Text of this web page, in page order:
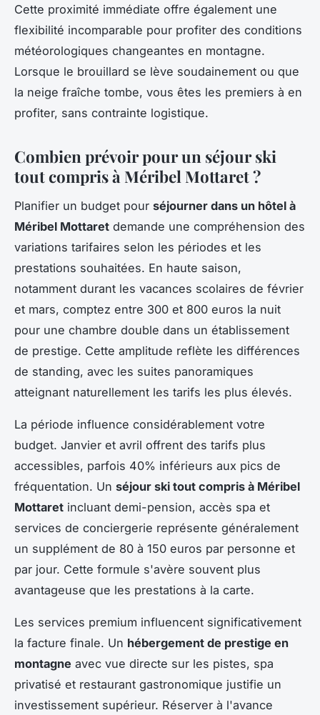
Cette proximité immédiate offre également une
flexibilité incomparable pour profiter des conditions
météorologiques changeantes en montagne.
Lorsque le brouillard se lève soudainement ou que
la neige fraîche tombe, vous êtes les premiers à en
profiter, sans contrainte logistique.
Combien prévoir pour un séjour ski
tout compris à Méribel Mottaret ?
Planifier un budget pour séjourner dans un hôtel à
Méribel Mottaret demande une compréhension des
variations tarifaires selon les périodes et les
prestations souhaitées. En haute saison,
notamment durant les vacances scolaires de février
et mars, comptez entre 300 et 800 euros la nuit
pour une chambre double dans un établissement
de prestige. Cette amplitude reflète les différences
de standing, avec les suites panoramiques
atteignant naturellement les tarifs les plus élevés.
La période influence considérablement votre
budget. Janvier et avril offrent des tarifs plus
accessibles, parfois 40% inférieurs aux pics de
fréquentation. Un séjour ski tout compris à Méribel
Mottaret incluant demi-pension, accès spa et
services de conciergerie représente généralement
un supplément de 80 à 150 euros par personne et
par jour. Cette formule s'avère souvent plus
avantageuse que les prestations à la carte.
Les services premium influencent significativement
la facture finale. Un hébergement de prestige en
montagne avec vue directe sur les pistes, spa
privatisé et restaurant gastronomique justifie un
investissement supérieur. Réserver à l'avance